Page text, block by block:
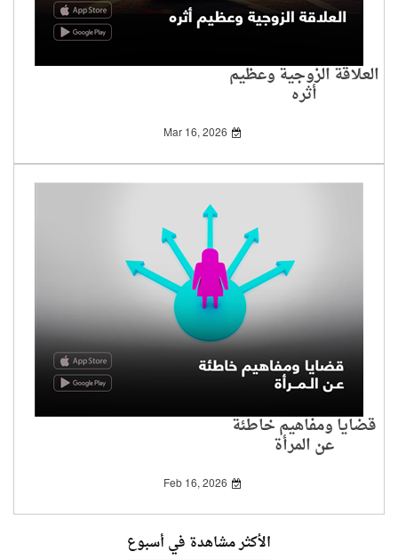
العلاقة الزوجية وعظيم
أثره
Mar 16, 2026
قضايا ومفاهيم خاطئة
عن المرأة
Feb 16, 2026
الأكثر مشاهدة في أسبوع